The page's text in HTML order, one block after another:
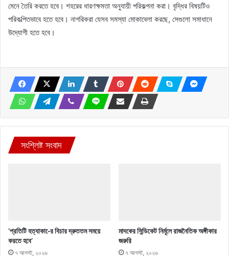
মেনে তৈরি করতে হবে। শহরের ধারণক্ষমতা অনুযায়ী পরিকল্পনা করা। বৃদ্ধির বিষয়টিও
পরিকল্পিতভাবে হতে হবে। নাগরিকরা যেসব সমস্যা মোকাবেলা করছে, সেগুলো সমাধানে
উদ্যোগী হতে হবে।
সংশ্লিষ্ট সংবাদ
‘প্রতিটি হত্যাকা-ের বিচার দ্রুততম সময়ে
করতে হবে’
৭ আগস্ট, ২০২৬
মাদকের সিন্ডিকেট নির্মূলে রাজনৈতিক অঙ্গীকার
জরুরি
৭ আগস্ট, ২০২৬